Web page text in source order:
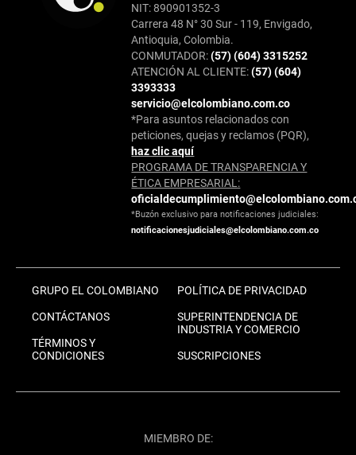
NIT: 890901352-3
Carrera 48 N° 30 Sur - 119, Envigado,
Antioquia, Colombia.
CONMUTADOR:(57) (604) 3315252
ATENCIÓN AL CLIENTE:(57) (604)
3393333
servicio@elcolombiano.com.co
*Para asuntos relacionados con
peticiones, quejas y reclamos (PQR),
haz clic aquí
PROGRAMA DE TRANSPARENCIA Y
ÉTICA EMPRESARIAL:
*Buzón exclusivo para notificaciones judiciales:
notificacionesjudiciales@elcolombiano.com.co
GRUPO EL COLOMBIANO
CONTÁCTANOS
TÉRMINOS Y
CONDICIONES
POLÍTICA DE PRIVACIDAD
SUPERINTENDENCIA DE
INDUSTRIA Y COMERCIO
SUSCRIPCIONES
MIEMBRO DE: